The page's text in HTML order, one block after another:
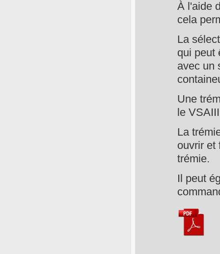
À l'aide
cela
La
qui peut
avec un
Une
le
La
ouvrir et
trémie.
Il peut